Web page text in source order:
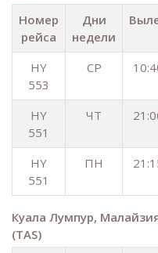
Номер
рейса
Дни
недели
HY
553
СР
HY
551
ЧТ
HY
551
ПН
Куала Лумпур,
(TAS)